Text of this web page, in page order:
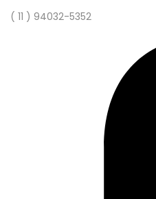
( 11 ) 94032-5352